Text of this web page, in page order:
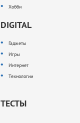
Хобби
DIGITAL
Гаджеты
Игры
Интернет
Технологии
ТЕСТЫ